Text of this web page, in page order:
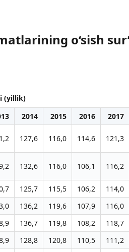
o‘sish
(yillik)
2014 2015 2016 2017
127,6 116,0 114,6 121,3
132,6 116,0 106,1 116,2
125,7 115,5 106,2 114,0
136,2 119,6 107,9 116,0
136,7 119,8 108,2 118,7
128,8 120,8 110,5 111,2